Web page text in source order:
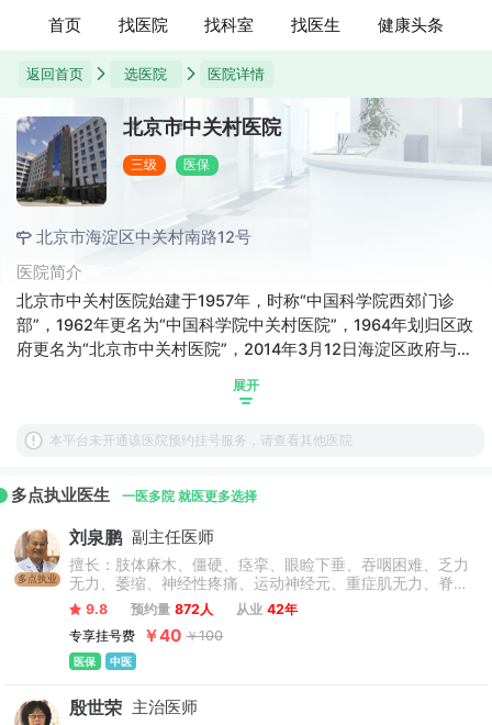
首页 找医院 找科室 找医生 健康头条
返回首页 选医院 医院详情
北京市中关村医院
三级 医保
北京市海淀区中关村南路12号
医院简介
北京市中关村医院始建于1957年，时称“中国科学院西郊门诊
部”，1962年更名为“中国科学院中关村医院”，1964年划归区政
府更名为“北京市中关村医院”，2014年3月12日海淀区政府与中
2015年11月18日挂牌“中国科学院中关村医院”。经过近60年的
一所集医、教、研、防、社区卫生服务为一体的区属二级甲等
展开
本平台未开通该医院预约挂号服务，请查看其他医院
多点执业医生 一医多院 就医更多选择
多点执业
刘泉鹏 副主任医师
擅长：肢体麻木、僵硬、痉挛、眼睑下垂、吞咽困难、乏力
无力、萎缩、神经性疼痛、运动神经元、重症肌无力、脊髓
空洞症、格林巴利综合症、脊髓炎、特发性震颤、痉挛性斜
颈、带状疱疹、痉挛性截瘫、神经损伤、 脑白质脱髓鞘、头
晕头疼、脑供血不足、肌肉萎缩症、周围神经病、等疑难性
疾病。
9.8 预约量 872人 从业 42年
专享挂号费
￥40 ￥100
医保 中医
殷世荣 主治医师